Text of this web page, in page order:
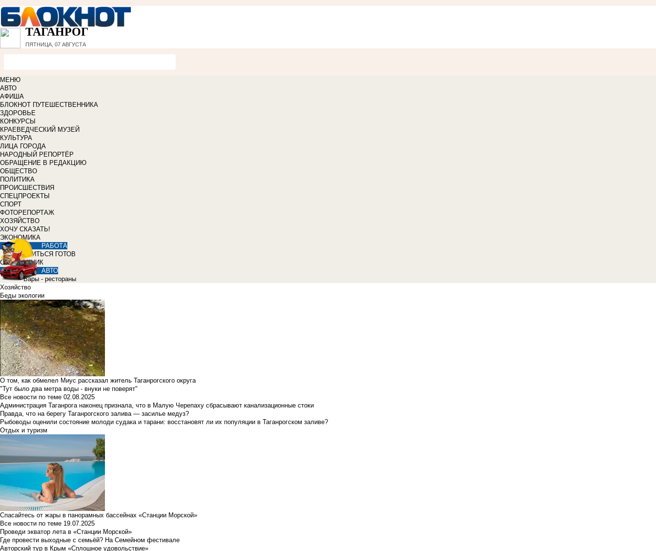
ТАГАНРОГ
ПЯТНИЦА, 07 АВГУСТА
МЕНЮ
АВТО
АФИША
БЛОКНОТ ПУТЕШЕСТВЕННИКА
ЗДОРОВЬЕ
КОНКУРСЫ
КРАЕВЕДЧЕСКИЙ МУЗЕЙ
КУЛЬТУРА
ЛИЦА ГОРОДА
НАРОДНЫЙ РЕПОРТЁР
ОБРАЩЕНИЕ В РЕДАКЦИЮ
ОБЩЕСТВО
ПОЛИТИКА
ПРОИСШЕСТВИЯ
СПЕЦПРОЕКТЫ
СПОРТ
ФОТОРЕПОРТАЖ
ХОЗЯЙСТВО
ХОЧУ СКАЗАТЬ!
ЭКОНОМИКА
РАБОТА
УЧИТЬСЯ ГОТОВ
СПРАВОЧНИК
АВТО
Бары - рестораны
Хозяйство
Беды экологии
О том, как обмелел Миус рассказал житель Таганрогского округа
"Тут было два метра воды - внуки не поверят"
Все новости по теме 02.08.2025
Администрация Таганрога наконец признала, что в Малую Черепаху сбрасывают канализационные стоки
Правда, что на берегу Таганрогского залива — засилье медуз?
Рыбоводы оценили состояние молоди судака и тарани: восстановят ли их популяции в Таганрогском заливе?
Отдых и туризм
Спасайтесь от жары в панорамных бассейнах «Станции Морской»
Все новости по теме 19.07.2025
Проведи экватор лета в «Станции Морской»
Где провести выходные с семьёй? На Семейном фестивале
Авторский тур в Крым «Сплошное удовольствие»